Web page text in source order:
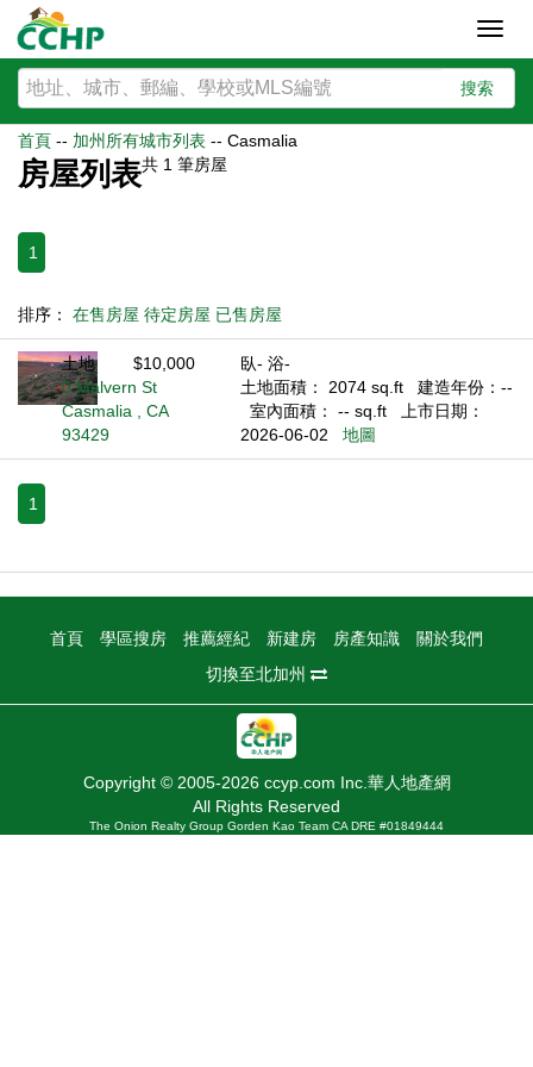
搜索
首頁 -- 加州所有城市列表 -- Casmalia
房屋列表共 1 筆房屋
1
排序： 在售房屋 待定房屋 已售房屋
土地
$10,000
0 Malvern St
Casmalia , CA
93429
臥- 浴-
土地面積： 2074 sq.ft
建造年份：--
室內面積： -- sq.ft
上市日期：
2026-06-02
地圖
1
首頁 學區搜房 推薦經紀 新建房 房產知識
關於我們
切換至北加州
Copyright © 2005-2026 ccyp.com Inc.華人地產網
All Rights Reserved
The Onion Realty Group Gorden Kao Team CA DRE #01849444